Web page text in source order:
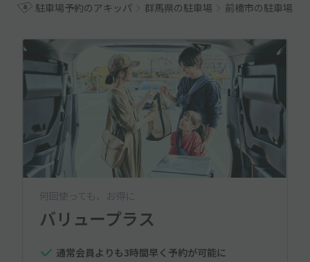
駐車場予約のアキッパ 群馬県の駐車場 前橋市の駐車場
何回使っても、お得に
バリュープラス
通常会員よりも3時間早く予約が可能に